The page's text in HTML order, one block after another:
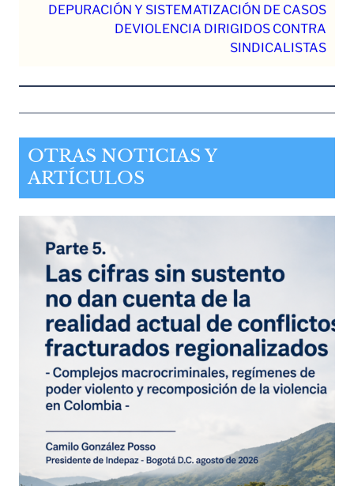
DEPURACIÓN Y SISTEMATIZACIÓN DE CASOS
DEVIOLENCIA DIRIGIDOS CONTRA
SINDICALISTAS
OTRAS NOTICIAS Y
ARTÍCULOS